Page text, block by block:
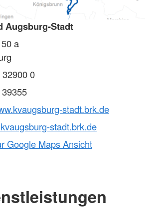
Augsburg-Stadt
a
0
stadt.brk.de
stadt.brk.de
Google Maps Ansicht